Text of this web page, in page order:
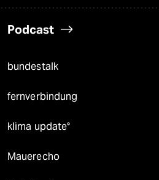
Podcast
bundestalk
fernverbindung
klima update°
Mauerecho